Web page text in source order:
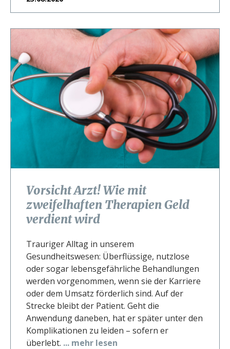
Vorsicht Arzt! Wie mit
zweifelhaften Therapien Geld
verdient wird
Trauriger Alltag in unserem
Gesundheitswesen: Überflüssige, nutzlose
oder sogar lebensgefährliche Behandlungen
werden vorgenommen, wenn sie der Karriere
oder dem Umsatz förderlich sind. Auf der
Strecke bleibt der Patient. Geht die
Anwendung daneben, hat er später unter den
Komplikationen zu leiden – sofern er
überlebt. ... mehr lesen